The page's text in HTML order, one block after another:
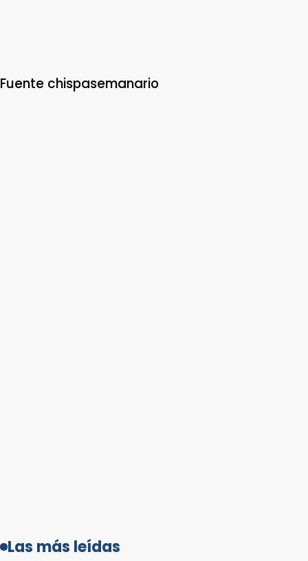
Fuente chispasemanario
Las más leídas